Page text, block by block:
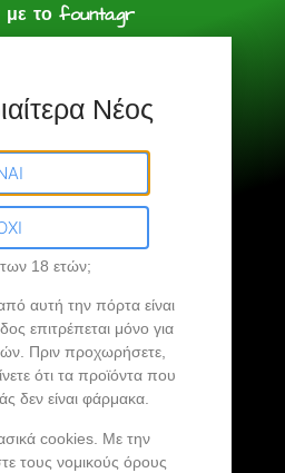
με το founta.gr
Αγορών
την άκρη σου…
Ανθοί Κάνναβης,
Νέος
18 ετών;
αυτή την πόρτα είναι
επιτρέπεται μόνο για
Πριν προχωρήσετε,
ότι τα προϊόντα που
δεν είναι φάρμακα.
cookies. Με την
τους νομικούς όρους